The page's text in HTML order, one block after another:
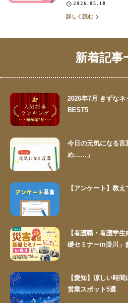
2026.05.18
詳しく読む
新着記事
2026年7月 きずな
BEST5
今日の元気になる
め……」
【アンケート】教
【看護職・看護学
礎セミナーin掛川」
【愛知】涼しい時
営業スポット5選